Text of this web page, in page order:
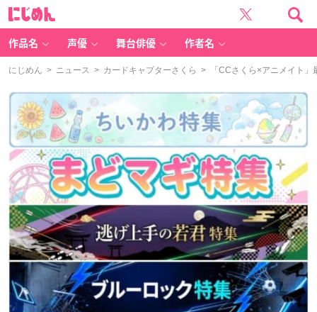
作品名 声優 舞台俳優 作者名
にじめん > ニュース > カードキャプターさくら > 「CCさくら×アニメイト」